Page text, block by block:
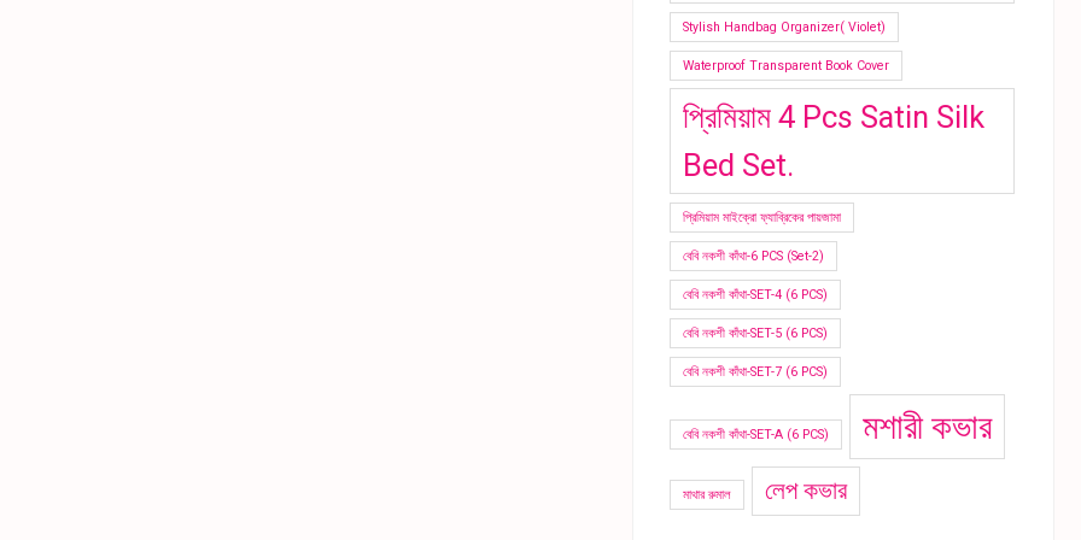
Stylish Handbag Organizer( Violet)
Waterproof Transparent Book Cover
প্রিমিয়াম 4 Pcs Satin Silk
Bed Set.
প্রিমিয়াম মাইক্রো ফ্যাব্রিকের পায়জামা
বেবি নকশী কাঁথা-6 PCS (Set-2)
বেবি নকশী কাঁথা-SET-4 (6 PCS)
বেবি নকশী কাঁথা-SET-5 (6 PCS)
বেবি নকশী কাঁথা-SET-7 (6 PCS)
বেবি নকশী কাঁথা-SET-A (6 PCS) মশারী কভার
মাথার রুমাল লেপ কভার